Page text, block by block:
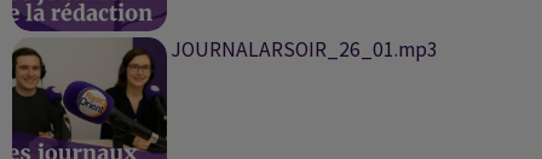
JOURNALARSOIR_26_01.mp3